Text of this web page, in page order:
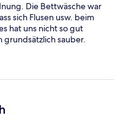
Die Bettwäsche war
sich Flusen usw. beim
hat uns nicht so gut
grundsätzlich sauber.